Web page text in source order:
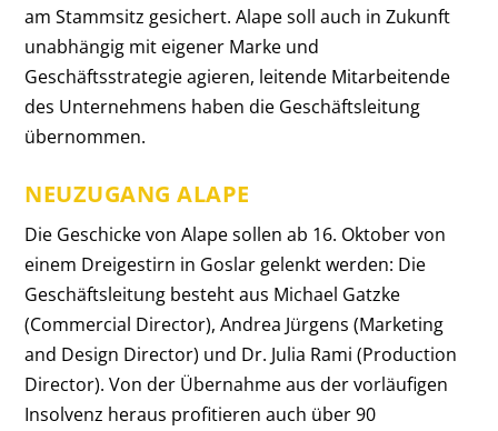
am Stammsitz gesichert. Alape soll auch in Zukunft
unabhängig mit eigener Marke und
Geschäftsstrategie agieren, leitende Mitarbeitende
des Unternehmens haben die Geschäftsleitung
übernommen.
NEUZUGANG ALAPE
Die Geschicke von Alape sollen ab 16. Oktober von
einem Dreigestirn in Goslar gelenkt werden: Die
Geschäftsleitung besteht aus Michael Gatzke
(Commercial Director), Andrea Jürgens (Marketing
and Design Director) und Dr. Julia Rami (Production
Director). Von der Übernahme aus der vorläufigen
Insolvenz heraus profitieren auch über 90